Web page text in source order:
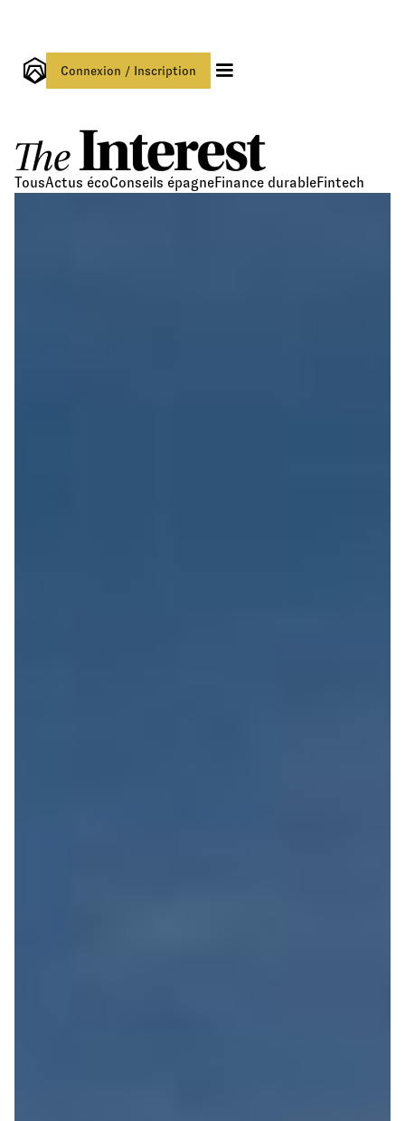
Connexion / Inscription
TousActus écoConseils épagneFinance durableFintech